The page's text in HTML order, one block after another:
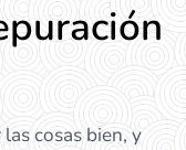
cosas bien, y